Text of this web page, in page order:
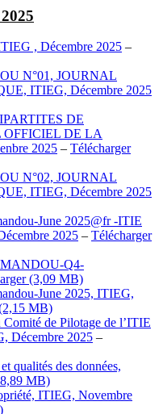
, Décembre 2025 –
N°01, JOURNAL
ITIEG, Décembre 2025
DE
DE LA
2025 – Télécharger
N°02, JOURNAL
ITIEG, Décembre 2025
June 2025@fr -ITIE
2025 – Télécharger
Q4-
June 2025, ITIEG,
de Pilotage de l’ITIE
Décembre 2025 –
qualités des données,
ITIEG, Novembre